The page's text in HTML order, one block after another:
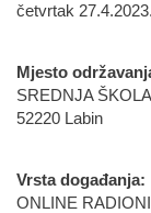
četvrtak
Mjesto
SREDNJA
52220 Labin
Vrsta događanja:
ONLINE